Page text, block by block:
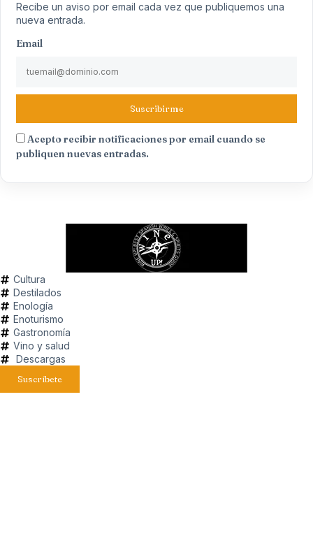
Recibe un aviso por email cada vez que publiquemos una
nueva entrada.
Email
Suscribirme
Acepto recibir notificaciones por email cuando se
publiquen nuevas entradas.
Cultura
Destilados
Enología
Enoturismo
Gastronomía
Vino y salud
Descargas
Suscríbete